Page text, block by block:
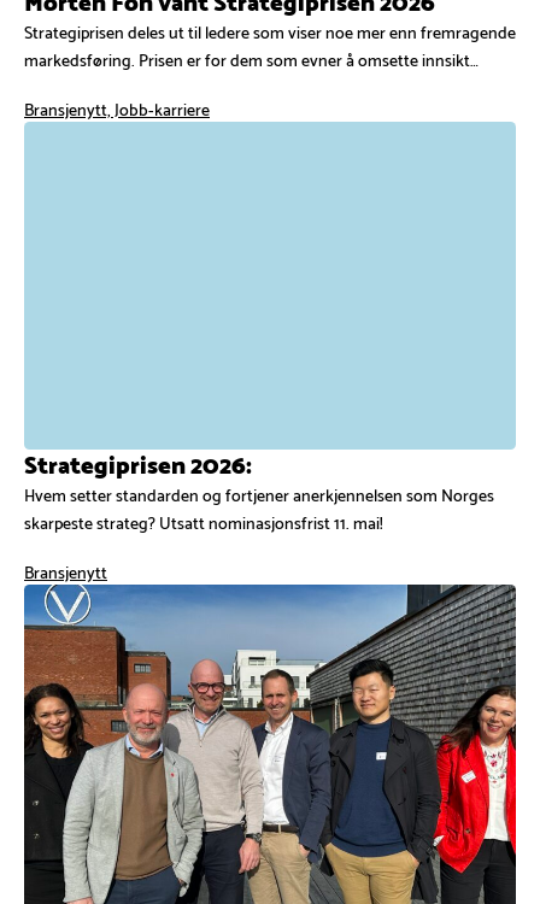
Strategiprisen deles ut til ledere som viser noe mer enn fremragende
markedsføring. Prisen er for dem som evner å omsette innsikt…
Bransjenytt, Jobb-karriere
Strategiprisen 2026:
Hvem setter standarden og fortjener anerkjennelsen som Norges
skarpeste strateg? Utsatt nominasjonsfrist 11. mai!
Bransjenytt